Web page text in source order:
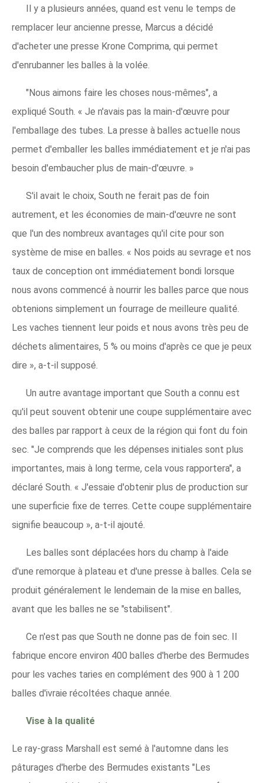
Il y a plusieurs années, quand est venu le temps de
remplacer leur ancienne presse, Marcus a décidé
d'acheter une presse Krone Comprima, qui permet
d'enrubanner les balles à la volée.
"Nous aimons faire les choses nous-mêmes", a
expliqué South. « Je n'avais pas la main-d'œuvre pour
l'emballage des tubes. La presse à balles actuelle nous
permet d'emballer les balles immédiatement et je n'ai pas
besoin d'embaucher plus de main-d'œuvre. »
S'il avait le choix, South ne ferait pas de foin
autrement, et les économies de main-d'œuvre ne sont
que l'un des nombreux avantages qu'il cite pour son
système de mise en balles. « Nos poids au sevrage et nos
taux de conception ont immédiatement bondi lorsque
nous avons commencé à nourrir les balles parce que nous
obtenions simplement un fourrage de meilleure qualité.
Les vaches tiennent leur poids et nous avons très peu de
déchets alimentaires, 5 % ou moins d'après ce que je peux
dire », a-t-il supposé.
Un autre avantage important que South a connu est
qu'il peut souvent obtenir une coupe supplémentaire avec
des balles par rapport à ceux de la région qui font du foin
sec. "Je comprends que les dépenses initiales sont plus
importantes, mais à long terme, cela vous rapportera", a
déclaré South. « J'essaie d'obtenir plus de production sur
une superficie fixe de terres. Cette coupe supplémentaire
signifie beaucoup », a-t-il ajouté.
Les balles sont déplacées hors du champ à l'aide
d'une remorque à plateau et d'une presse à balles. Cela se
produit généralement le lendemain de la mise en balles,
avant que les balles ne se "stabilisent".
Ce n'est pas que South ne donne pas de foin sec. Il
fabrique encore environ 400 balles d'herbe des Bermudes
pour les vaches taries en complément des 900 à 1 200
balles d'ivraie récoltées chaque année.
Vise à la qualité
Le ray-grass Marshall est semé à l'automne dans les
pâturages d'herbe des Bermudes existants "Les